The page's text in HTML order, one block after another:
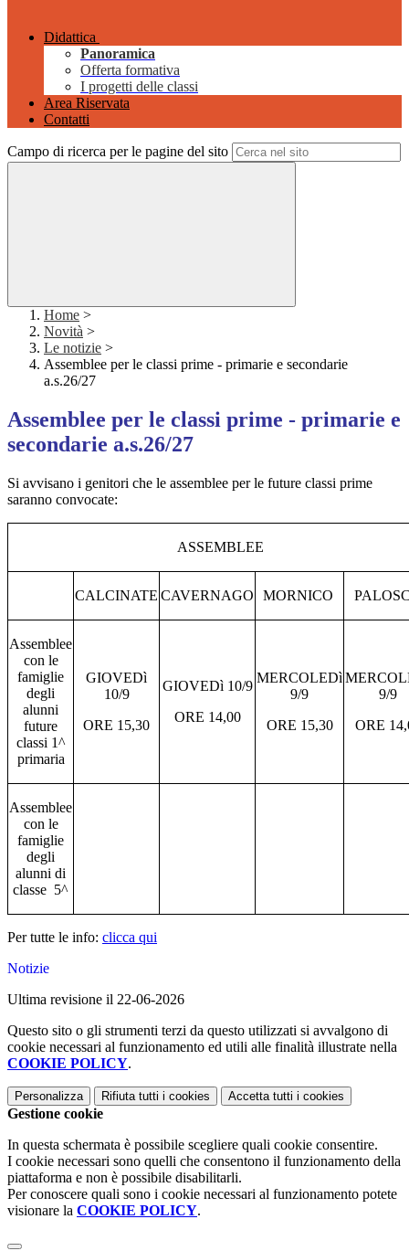
Didattica
Panoramica
Offerta formativa
I progetti delle classi
Area Riservata
Contatti
Campo di ricerca per le pagine del sito
Home >
Novità >
Le notizie >
Assemblee per le classi prime - primarie e secondarie
a.s.26/27
Assemblee per le classi prime - primarie e
secondarie a.s.26/27
Si avvisano i genitori che le assemblee per le future classi prime
saranno convocate:
ASSEMBLEE
CALCINATE CAVERNAGO MORNICO
Assemblee
con le
famiglie
degli
alunni
future
classi 1^
primaria
GIOVEDì
10/9
ORE 15,30
GIOVEDì 10/9
ORE 14,00
MERCOLEDì
9/9
ORE 15,30
9/9
ORE
Assemblee
con le
famiglie
degli
alunni di
classe 5^
Per tutte le info: clicca qui
Notizie
Ultima revisione il 22-06-2026
Questo sito o gli strumenti terzi da questo utilizzati si avvalgono di
cookie necessari al funzionamento ed utili alle finalità illustrate nella
COOKIE POLICY.
Personalizza Rifiuta tutti i cookies Accetta tutti i cookies
Gestione cookie
In questa schermata è possibile scegliere quali cookie consentire.
I cookie necessari sono quelli che consentono il funzionamento della
piattaforma e non è possibile disabilitarli.
Per conoscere quali sono i cookie necessari al funzionamento potete
visionare la COOKIE POLICY.